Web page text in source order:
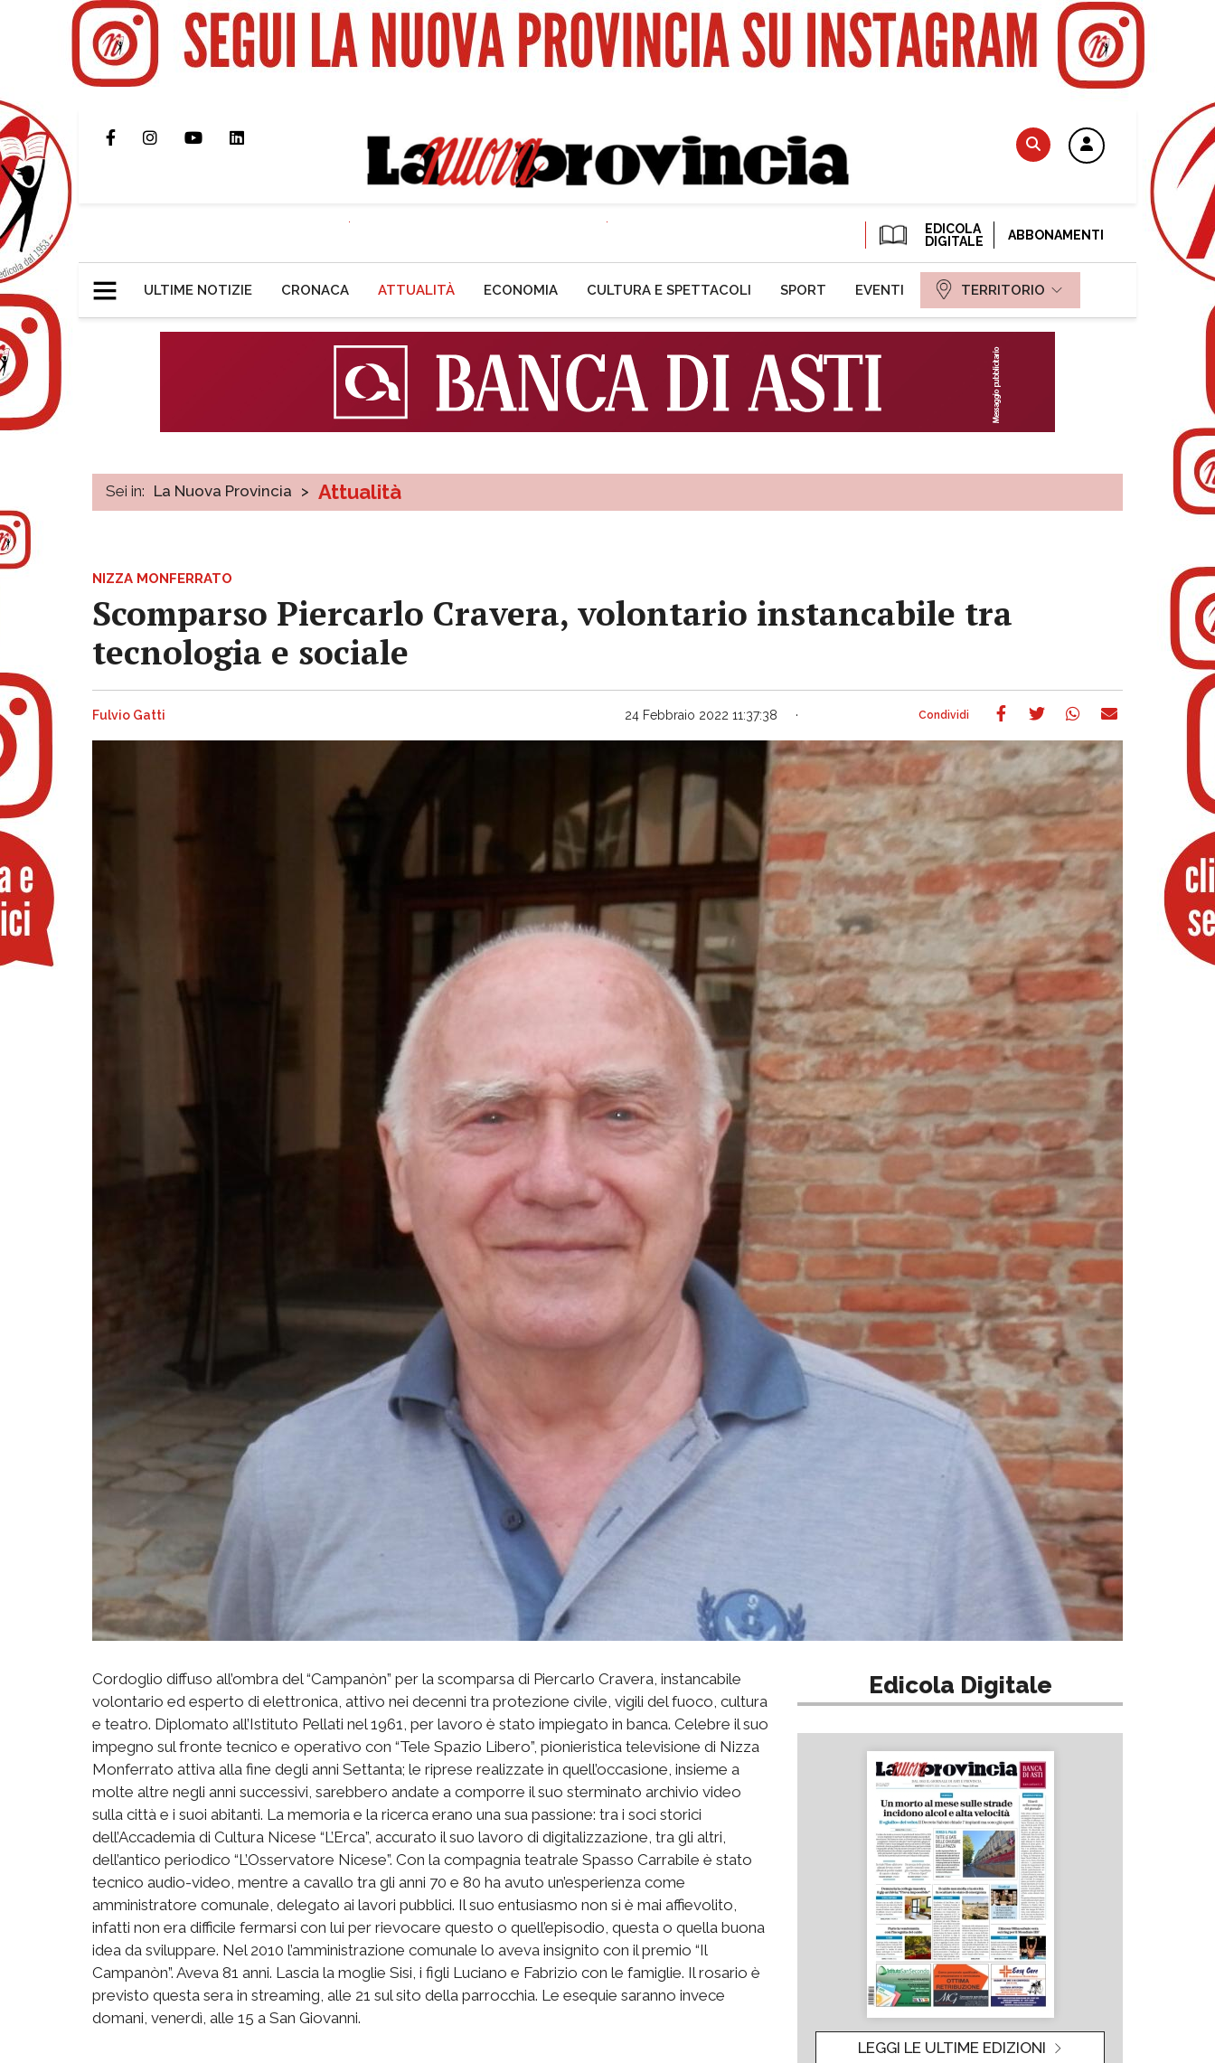
EDICOLA
DIGITALE
ABBONAMENTI
ULTIME NOTIZIE CRONACA ATTUALITÀ ECONOMIA CULTURA E SPETTACOLI SPORT EVENTI TERRITORIO
Sei in: La Nuova Provincia > Attualità
NIZZA MONFERRATO
Scomparso Piercarlo Cravera, volontario instancabile tra
tecnologia e sociale
Fulvio Gatti 24 Febbraio 2022 11:37:38
Cordoglio diffuso all’ombra del “Campanòn” per la scomparsa di Piercarlo Cravera, instancabile
volontario ed esperto di elettronica, attivo nei decenni tra protezione civile, vigili del fuoco, cultura
e teatro. Diplomato all’Istituto Pellati nel 1961, per lavoro è stato impiegato in banca. Celebre il suo
impegno sul fronte tecnico e operativo con “Tele Spazio Libero”, pionieristica televisione di Nizza
Monferrato attiva alla fine degli anni Settanta; le riprese realizzate in quell’occasione, insieme a
molte altre negli anni successivi, sarebbero andate a comporre il suo sterminato archivio video
sulla città e i suoi abitanti. La memoria e la ricerca erano una sua passione: tra i soci storici
dell’Accademia di Cultura Nicese “L’Erca”, accurato il suo lavoro di digitalizzazione, tra gli altri,
dell’antico periodico “L’Osservatore Nicese”. Con la compagnia teatrale Spasso Carrabile è stato
tecnico audio-video, mentre a cavallo tra gli anni 70 e 80 ha avuto un’esperienza come
amministratore comunale, delegato ai lavori pubblici. Il suo entusiasmo non si è mai affievolito,
infatti non era difficile fermarsi con lui per rievocare questo o quell’episodio, questa o quella buona
idea da sviluppare. Nel 2010 l’amministrazione comunale lo aveva insignito con il premio “Il
Campanòn”. Aveva 81 anni. Lascia la moglie Sisi, i figli Luciano e Fabrizio con le famiglie. Il rosario è
previsto questa sera in streaming, alle 21 sul sito della parrocchia. Le esequie saranno invece
domani, venerdì, alle 15 a San Giovanni.
Edicola Digitale
LEGGI LE ULTIME EDIZIONI